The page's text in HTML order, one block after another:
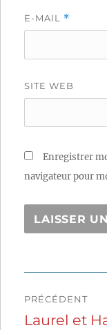
E-MAIL *
SITE WEB
Enregistrer
navigateur pour
de
PRÉCÉDENT
Publication
Laurel et